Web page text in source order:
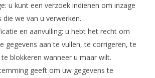
u kunt een verzoek indienen om inzage
die we van u verwerken.
en aanvulling: u hebt het recht om
gegevens aan te vullen, te corrigeren, te
blokkeren wanneer u maar wilt.
geeft om uw gegevens te